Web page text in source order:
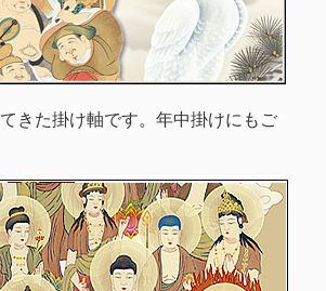
きた掛け軸です。年中掛けにもご